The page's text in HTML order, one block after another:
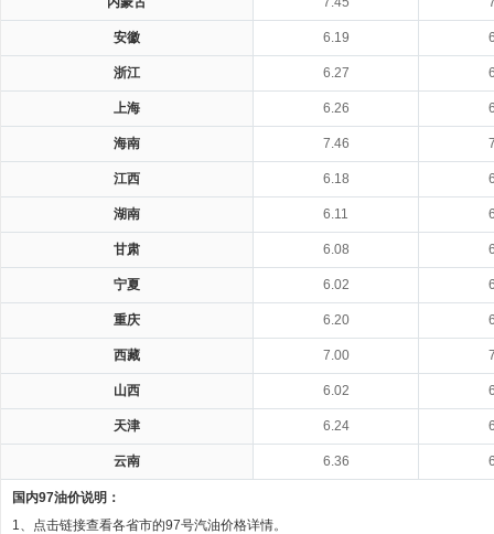
安徽 6.19
浙江 6.27
上海 6.26
海南 7.46
江西 6.18
湖南 6.11
甘肃 6.08
宁夏 6.02
重庆 6.20
西藏 7.00
山西 6.02
天津 6.24
云南 6.36
国内97油价说明：
1、点击链接查看各省市的97号汽油价格详情。